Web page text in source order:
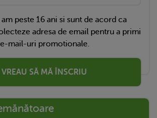
peste 16 ani si sunt de acord ca
adresa de email pentru a primi
mail-uri promotionale.
VREAU SĂ MĂ ÎNSCRIU